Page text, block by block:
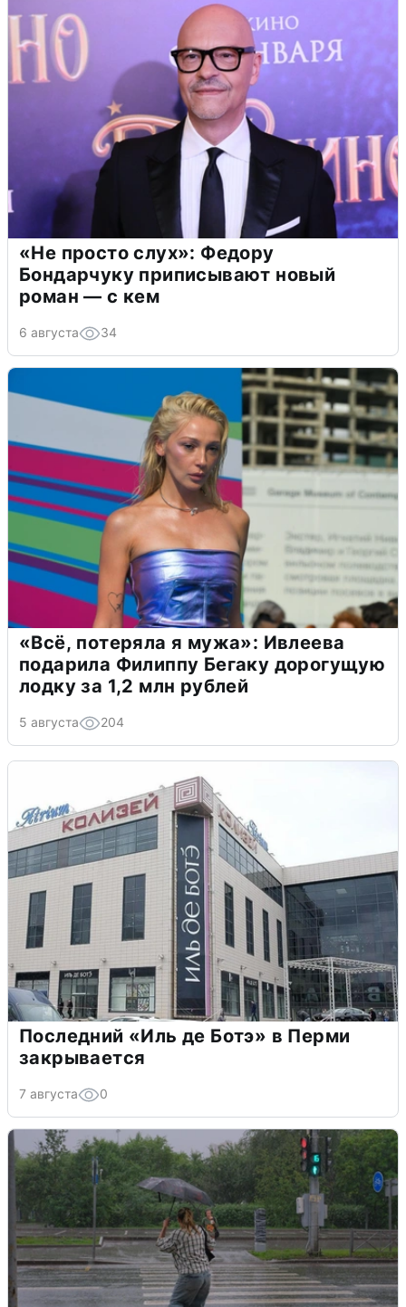
«Не просто слух»: Федору
Бондарчуку приписывают новый
роман — с кем
6 августа 34
«Всё, потеряла я мужа»: Ивлеева
подарила Филиппу Бегаку дорогущую
лодку за 1,2 млн рублей
5 августа 204
Последний «Иль де Ботэ» в Перми
закрывается
7 августа 0